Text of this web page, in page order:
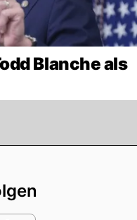
Blanche als